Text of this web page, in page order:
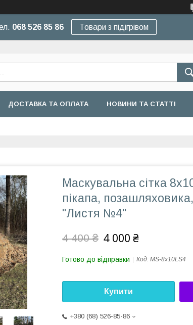
068 526 85 86 Товари з підігрівом
ДОСТАВКА ТА ОПЛАТА НОВИНИ ТА СТАТТІ
Маскувальна сітка
пікапа,
"Листя №4"
4 400 ₴ 4 000 ₴
Готово до відправки Код: MS-8х10LS4
Купити
+380 (68) 526-85-86